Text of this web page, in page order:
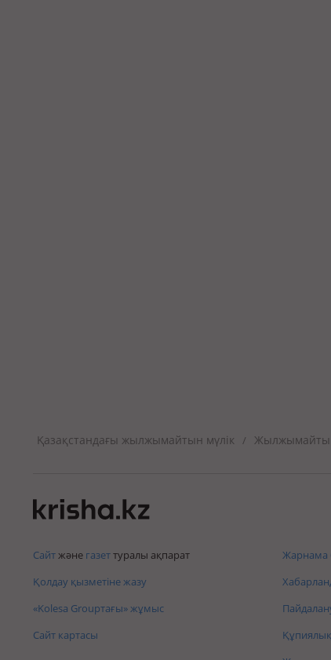
Қазақстандағы жылжымайтын мүлік / Жылжымайтын
Сайтжәне газеттуралы ақпарат
Қолдау қызметіне жазу
«Kolesa Groupтағы» жұмыс
Сайт картасы
Жарнама